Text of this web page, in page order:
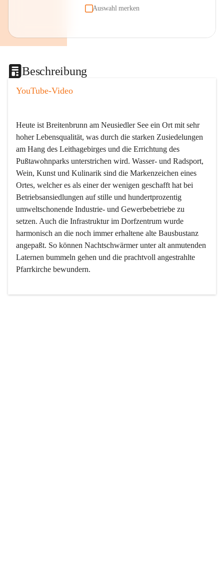
Auswahl merken
Beschreibung
YouTube-Video
Heute ist Breitenbrunn am Neusiedler See ein Ort mit sehr
hoher Lebensqualität, was durch die starken Zusiedelungen
am Hang des Leithagebirges und die Errichtung des
Pußtawohnparks unterstrichen wird. Wasser- und Radsport,
Wein, Kunst und Kulinarik sind die Markenzeichen eines
Ortes, welcher es als einer der wenigen geschafft hat bei
Betriebsansiedlungen auf stille und hundertprozentig
umweltschonende Industrie- und Gewerbebetriebe zu
setzen. Auch die Infrastruktur im Dorfzentrum wurde
harmonisch an die noch immer erhaltene alte Bausbustanz
angepaßt. So können Nachtschwärmer unter alt anmutenden
Laternen bummeln gehen und die prachtvoll angestrahlte
Pfarrkirche bewundern.
Der Weinbau dominert heute nicht mehr, ist aber integrativer